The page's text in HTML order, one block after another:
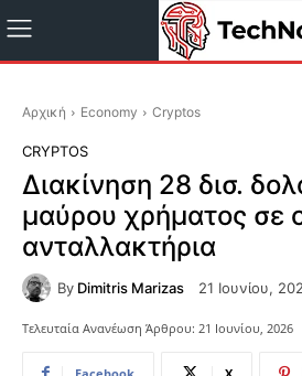
Αρχική Economy Cryptos
CRYPTOS
Διακίνηση 28 δισ.
μαύρου χρήματος σε
ανταλλακτήρια
By Dimitris Marizas 21 Ιουνίου,
Τελευταία Ανανέωση Άρθρου: 21 Ιουνίου, 2026